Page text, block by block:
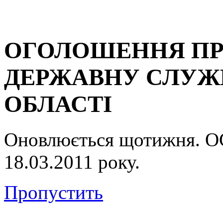
ОГОЛОШЕННЯ
ДЕРЖАВНУ
ОБЛАСТІ
Оновлюється
18.03.2011 року.
Пропустить